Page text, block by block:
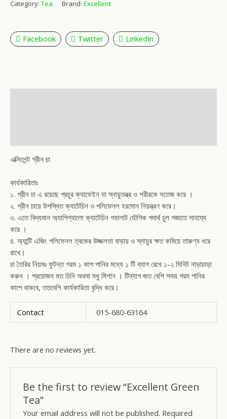
Category: Tea Brand: Excellent
Facebook Twitter LinkedIn
এক্সিলেন্ট গ্রীন চা
কার্যকারিতাঃ
১. গ্রীন চা এ রয়েছে প্রচুর ক্যাফেইন যা স্নায়ুতন্ত্র ও শরীরকে সতেজ করে ।
২. গ্রীন চায়ে উপস্থিত ক্যাটেচিন ও পলিফেনল হরমোন নিয়ন্ত্রণ করে।
৩. এতে বিদ্যমান অ্যাপিগ্যালো ক্যাটেচিন গযালাট যৌগিক পদার্থ চুল গজাতে সাহায্য
করে ।
৪. অ্যান্টি এজিং পলিফেনল ত্বকের উজ্জলতা বাড়ায় ও স্নায়ুর ক্ষত কমিয়ে তারুণ্য ধরে
রাখে।
চা তৈরির নিয়মঃ ফুটন্ত গরম ১ কাপ পানির মধ্যে ১ টি ব্যাগ রেখে ১-২ মিনিট নাড়াচাড়া
করুন । প্রয়োজন মত চিনি অথবা মধু মিশান । টিব্যাগ জত বেশি সময় গরম পানির
কাপে থাকবে, ততবেশি কার্যকারিতা বৃদ্ধি করে।
Contact 015-680-63164
There are no reviews yet.
Be the first to review “Excellent Green
Tea”
Your email address will not be published. Required